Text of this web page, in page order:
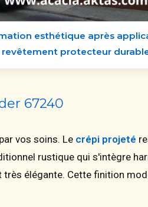
esthétique après
revêtement protecteur
67240
vos soins. Le crépi projeté
rustique qui s'intègre
élégante. Cette finition